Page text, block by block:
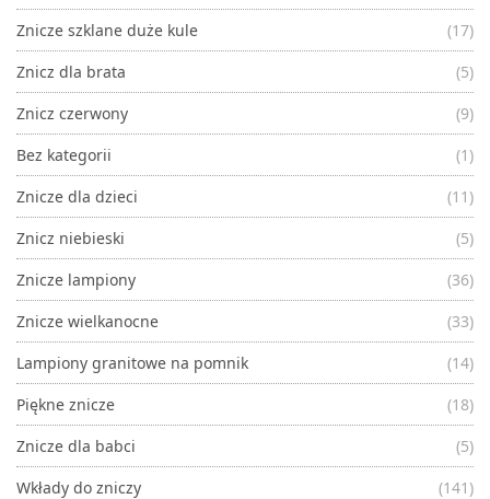
Znicze szklane duże kule
(17)
Znicz dla brata
(5)
Znicz czerwony
(9)
Bez kategorii
(1)
Znicze dla dzieci
(11)
Znicz niebieski
(5)
Znicze lampiony
(36)
Znicze wielkanocne
(33)
Lampiony granitowe na pomnik
(14)
Piękne znicze
(18)
Znicze dla babci
(5)
Wkłady do zniczy
(141)